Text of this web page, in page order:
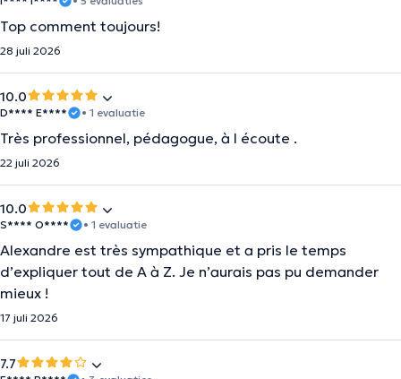
Top comment toujours!
28 juli 2026
10.0
D**** E**** • 1 evaluatie
Très professionnel, pédagogue, à l écoute .
22 juli 2026
10.0
S**** O**** • 1 evaluatie
Alexandre est très sympathique et a pris le temps
d’expliquer tout de A à Z. Je n’aurais pas pu demander
mieux !
17 juli 2026
7.7